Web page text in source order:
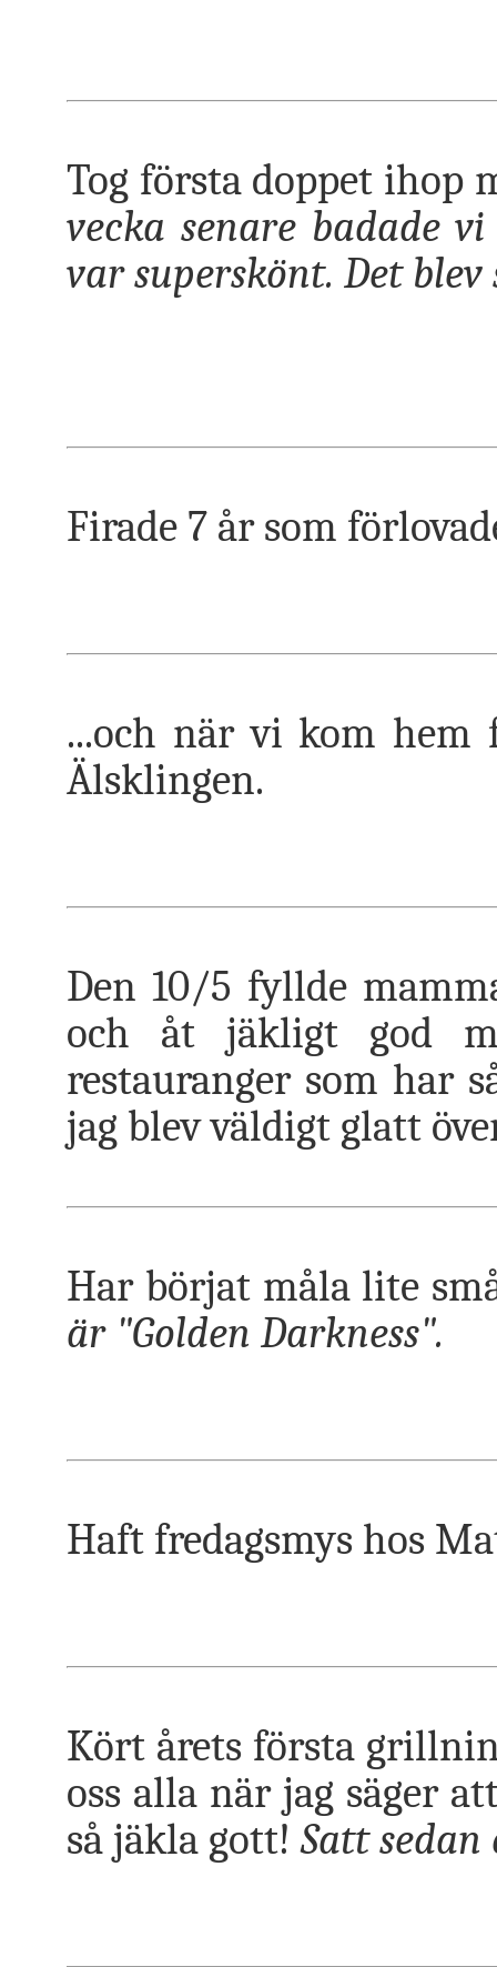
Tog första doppet ihop
vecka senare badade
var superskönt. Det
Firade 7 år som
...och när vi kom hem
Älsklingen.
Den 10/5 fyllde
och åt jäkligt god
restauranger som har
jag blev väldigt glatt
Har börjat måla lite
är "Golden Darkness".
Haft fredagsmys hos
Kört årets första
oss alla när jag säger
så jäkla gott!Satt